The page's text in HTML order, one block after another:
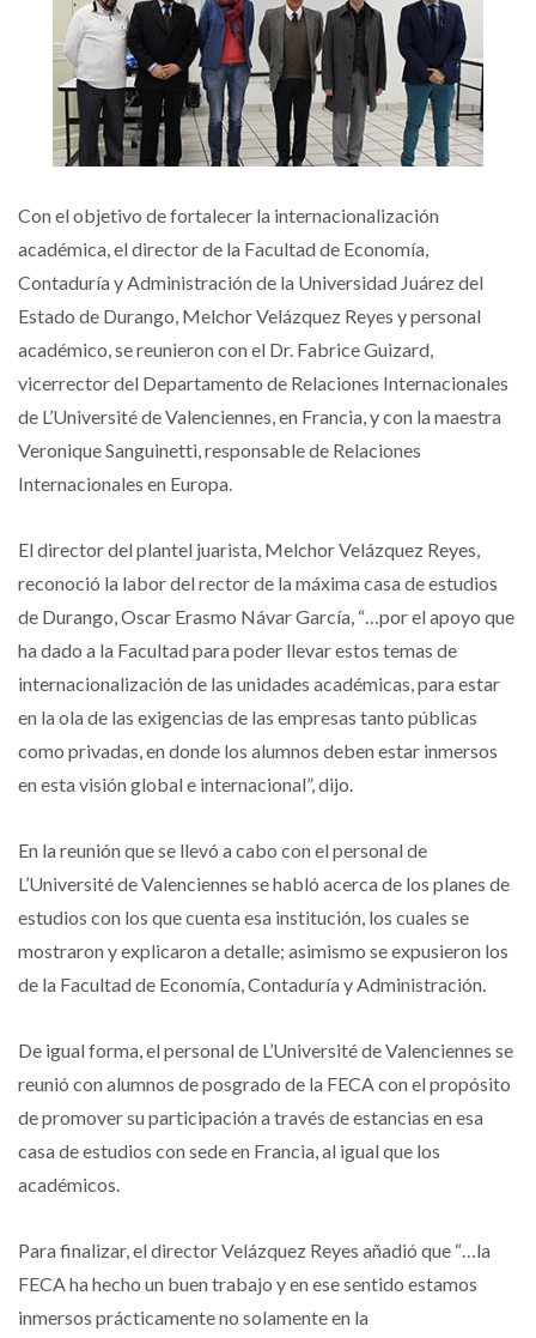
Con el objetivo de fortalecer la internacionalización
académica, el director de la Facultad de Economía,
Contaduría y Administración de la Universidad Juárez del
Estado de Durango, Melchor Velázquez Reyes y personal
académico, se reunieron con el Dr. Fabrice Guizard,
vicerrector del Departamento de Relaciones Internacionales
de L’Université de Valenciennes, en Francia, y con la maestra
Veronique Sanguinetti, responsable de Relaciones
Internacionales en Europa.
El director del plantel juarista, Melchor Velázquez Reyes,
reconoció la labor del rector de la máxima casa de estudios
de Durango, Oscar Erasmo Návar García, “…por el apoyo que
ha dado a la Facultad para poder llevar estos temas de
internacionalización de las unidades académicas, para estar
en la ola de las exigencias de las empresas tanto públicas
como privadas, en donde los alumnos deben estar inmersos
en esta visión global e internacional”, dijo.
En la reunión que se llevó a cabo con el personal de
L’Université de Valenciennes se habló acerca de los planes de
estudios con los que cuenta esa institución, los cuales se
mostraron y explicaron a detalle; asimismo se expusieron los
de la Facultad de Economía, Contaduría y Administración.
De igual forma, el personal de L’Université de Valenciennes se
reunió con alumnos de posgrado de la FECA con el propósito
de promover su participación a través de estancias en esa
casa de estudios con sede en Francia, al igual que los
académicos.
Para finalizar, el director Velázquez Reyes añadió que “…la
FECA ha hecho un buen trabajo y en ese sentido estamos
inmersos prácticamente no solamente en la